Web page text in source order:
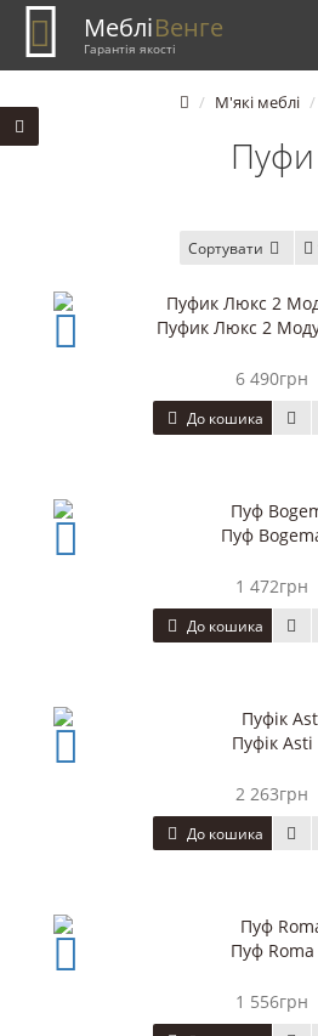
МебліВенге
Гарантія якості
М'які меблі
Пуфи
Сортувати
Пуфик Люкс 2
6 490грн
До кошика
Пуф
1 472грн
До кошика
Пуфік Asti
2 263грн
До кошика
Пуф Roma
1 556грн